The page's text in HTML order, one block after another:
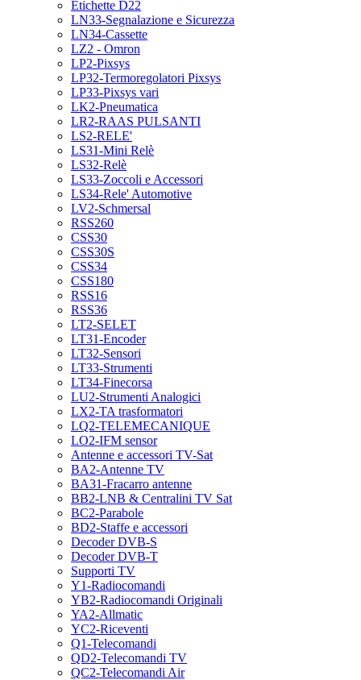
Etichette D22
LN33-Segnalazione e Sicurezza
LN34-Cassette
LZ2 - Omron
LP2-Pixsys
LP32-Termoregolatori Pixsys
LP33-Pixsys vari
LK2-Pneumatica
LR2-RAAS PULSANTI
LS2-RELE'
LS31-Mini Relè
LS32-Relè
LS33-Zoccoli e Accessori
LS34-Rele' Automotive
LV2-Schmersal
RSS260
CSS30
CSS30S
CSS34
CSS180
RSS16
RSS36
LT2-SELET
LT31-Encoder
LT32-Sensori
LT33-Strumenti
LT34-Finecorsa
LU2-Strumenti Analogici
LX2-TA trasformatori
LQ2-TELEMECANIQUE
LO2-IFM sensor
Antenne e accessori TV-Sat
BA2-Antenne TV
BA31-Fracarro antenne
BB2-LNB & Centralini TV Sat
BC2-Parabole
BD2-Staffe e accessori
Decoder DVB-S
Decoder DVB-T
Supporti TV
Y1-Radiocomandi
YB2-Radiocomandi Originali
YA2-Allmatic
YC2-Riceventi
Q1-Telecomandi
QD2-Telecomandi TV
QC2-Telecomandi Air